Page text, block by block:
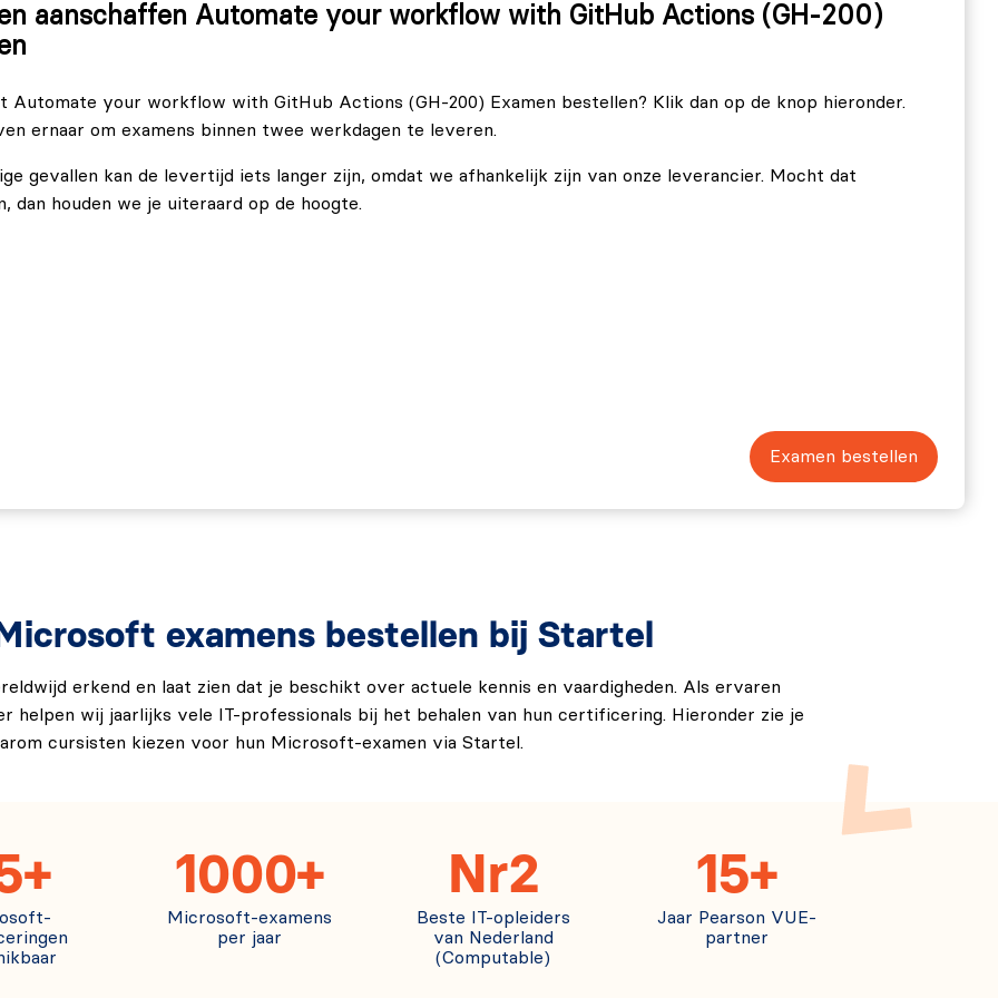
(20-25%)
(10-15%)
GH-200 examen af te ronden.
aanschaffen Automate your workflow with GitHub Actions (GH-200)
Automate your workflow with GitHub Actions (GH-200) Examen bestellen? Klik dan op de knop hieronder.
ernaar om examens binnen twee werkdagen te leveren.
gevallen kan de levertijd iets langer zijn, omdat we afhankelijk zijn van onze leverancier. Mocht dat
dan houden we je uiteraard op de hoogte.
Examen bestellen
examens bestellen bij Startel
erkend en laat zien dat je beschikt over actuele kennis en vaardigheden. Als ervaren
helpen wij jaarlijks vele IT-professionals bij het behalen van hun certificering. Hieronder zie je
cursisten kiezen voor hun Microsoft-examen via Startel.
1000+
Microsoft-examens
per jaar
Nr2
Beste IT-opleiders
van Nederland
(Computable)
15+
Jaar Pearson VUE-
partner